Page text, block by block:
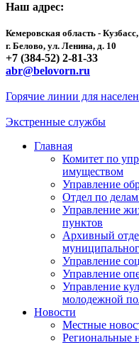
Наш адрес:
Кемеровская область - Кузбасс,
г. Белово, ул. Ленина, д. 10
+7 (384-52) 2-81-33
abr@belovorn.ru
Горячие линии для
Экстренные службы
Главная
Комитет по
имуществом
Управление
Отдел по
Управление
пунктов
Архивный
Управление
Управление
Управление
молодежной
Новости
Местные
Региональные